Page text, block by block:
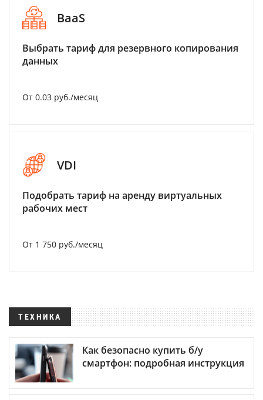
BaaS
Выбрать тариф для резервного копирования
данных
От 0.03 руб./месяц
VDI
Подобрать тариф на аренду виртуальных
рабочих мест
От 1 750 руб./месяц
ТЕХНИКА
Как безопасно купить б/у
смартфон: подробная инструкция